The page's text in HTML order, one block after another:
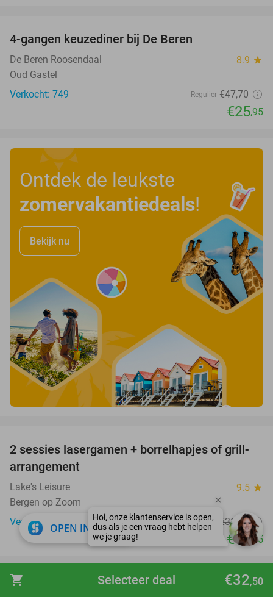
shopping_cart €32,50
Selecteer deal
4-gangen keuzediner bij De Beren
De Beren Roosendaal 8.9 star
Oud Gastel
Verkocht: 749
Regulier €47,70
€25,95
Ontdek de leukste
zomervakantiedeals!
Bekijk nu
52%
2 sessies lasergamen + borrelhapjes of grill-
arrangement
Lake's Leisure 9.5 star
Bergen op Zoom
Verkocht: 316
Regulier €31 ,45
€14,95
Social Deal-giftcard van 5 tot 100 euro
OPEN IN APP close